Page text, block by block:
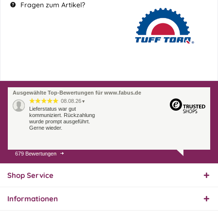
Fragen zum Artikel?
Ausgewählte Top-Bewertungen für www.fabus.de
08.08.26 ▼
Lieferstatus war gut
kommuniziert. Rückzahlung
wurde prompt ausgeführt.
Gerne wieder.
07.08.26
Endlich das richtige
679 Bewertungen
Shop Service
Informationen